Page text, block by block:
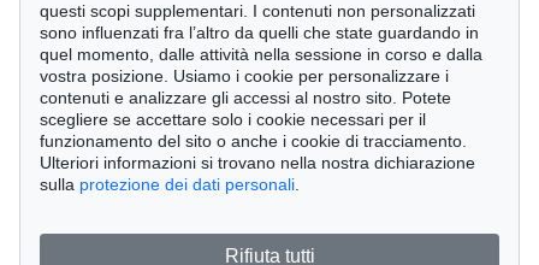
Asta 549 - lot 216
Johann Jakob Scheuchzer
Physica sacra. 4 Bände, 1731
Risultato:€ 3,000
questi scopi supplementari. I contenuti non personalizzati
sono influenzati fra l’altro da quelli che state guardando in
quel momento, dalle attività nella sessione in corso e dalla
vostra posizione. Usiamo i cookie per personalizzare i
contenuti e analizzare gli accessi al nostro sito. Potete
scegliere se accettare solo i cookie necessari per il
funzionamento del sito o anche i cookie di tracciamento.
Ulteriori informazioni si trovano nella nostra dichiarazione
sulla protezione dei dati personali
Rifiuta tutti